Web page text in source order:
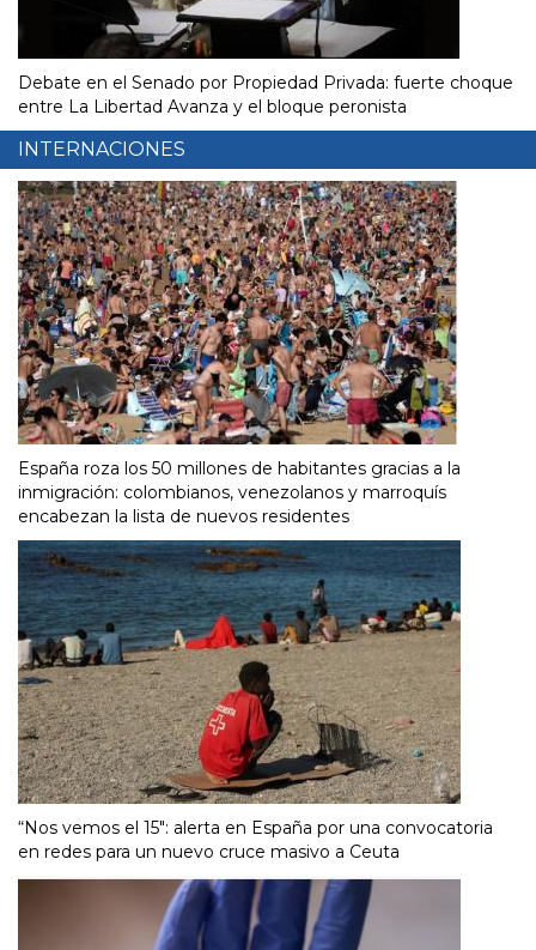
Debate en el Senado por Propiedad Privada: fuerte choque
entre La Libertad Avanza y el bloque peronista
INTERNACIONES
España roza los 50 millones de habitantes gracias a la
inmigración: colombianos, venezolanos y marroquís
encabezan la lista de nuevos residentes
“Nos vemos el 15″: alerta en España por una convocatoria
en redes para un nuevo cruce masivo a Ceuta